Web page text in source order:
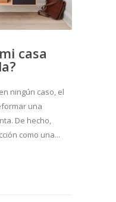
casa
ningún caso, el
una
De hecho,
como una...